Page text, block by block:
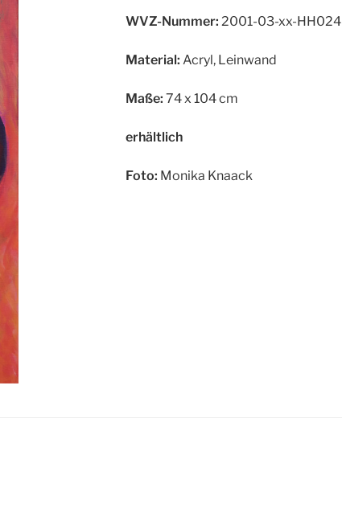
WVZ-Nummer: 2001-03-xx-HH024
Material: Acryl, Leinwand
Maße: 74 x 104 cm
erhältlich
Foto: Monika Knaack